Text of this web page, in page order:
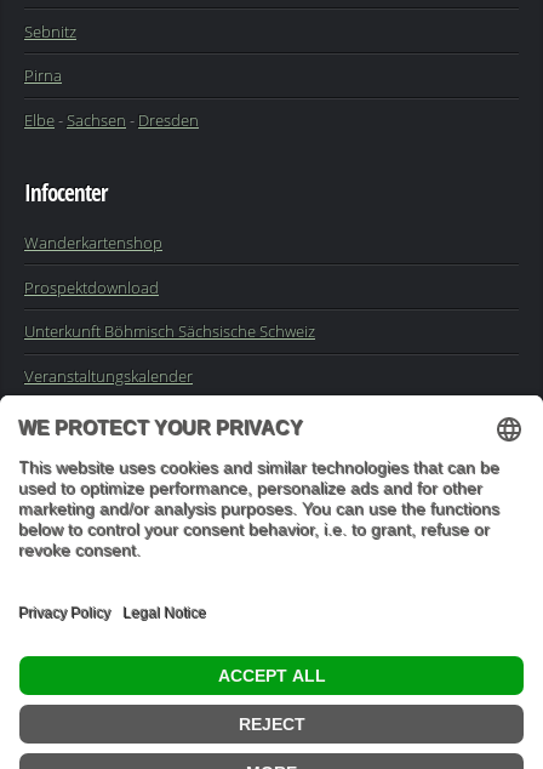
Sebnitz
Pirna
Elbe-Sachsen - Dresden
Infocenter
Wanderkartenshop
Prospektdownload
Unterkunft Böhmisch Sächsische Schweiz
Veranstaltungskalender
Impressum
Buchungsanfrage
"In den Wäldern sind Dinge, über die nachzudenken man jahrelang
im Moos liegen könnte." (Franz Kafka)